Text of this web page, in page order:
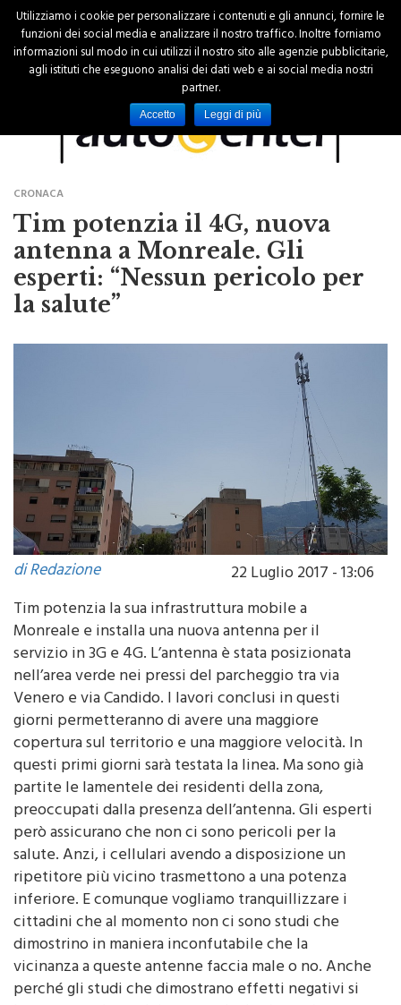
CRONACA
Tim potenzia il 4G, nuova
antenna a Monreale. Gli
esperti: “Nessun pericolo per
di Redazione
22 Luglio 2017 - 13:06
Tim potenzia la sua infrastruttura mobile a
Monreale e installa una nuova antenna per il
servizio in 3G e 4G. L’antenna è stata posizionata
nell’area verde nei pressi del parcheggio tra via
Venero e via Candido. I lavori conclusi in questi
giorni permetteranno di avere una maggiore
copertura sul territorio e una maggiore velocità. In
questi primi giorni sarà testata la linea. Ma sono già
partite le lamentele dei residenti della zona,
preoccupati dalla presenza dell’antenna. Gli esperti
però assicurano che non ci sono pericoli per la
salute. Anzi, i cellulari avendo a disposizione un
ripetitore più vicino trasmettono a una potenza
inferiore. E comunque vogliamo tranquillizzare i
cittadini che al momento non ci sono studi che
dimostrino in maniera inconfutabile che la
vicinanza a queste antenne faccia male o no. Anche
Utilizziamo i cookie per personalizzare i contenuti e gli annunci, fornire le
funzioni dei social media e analizzare il nostro traffico. Inoltre forniamo
informazioni sul modo in cui utilizzi il nostro sito alle agenzie pubblicitarie,
agli istituti che eseguono analisi dei dati web e ai social media nostri
partner.
Accetto Leggi di più